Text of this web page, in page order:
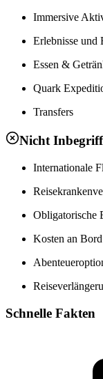
Immersive
Erlebnisse und
Essen &
Quark
Transfers
Nicht
Internationale
Obligatorische
Kosten an Bord
Schnelle Fakten